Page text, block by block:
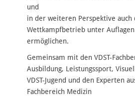
und
in der weiteren Perspektive auch
Wettkampfbetrieb unter
ermöglichen.
Gemeinsam mit den VDST-
Ausbildung, Leistungssport,
VDST-Jugend und den Experten
Fachbereich Medizin